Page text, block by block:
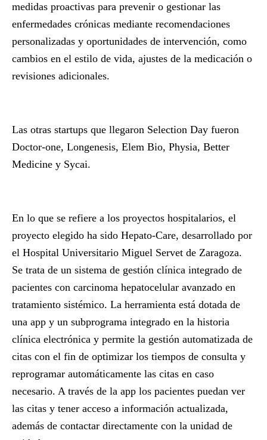
medidas proactivas para prevenir o gestionar las
enfermedades crónicas mediante recomendaciones
personalizadas y oportunidades de intervención, como
cambios en el estilo de vida, ajustes de la medicación o
revisiones adicionales.
Las otras startups que llegaron Selection Day fueron
Doctor-one, Longenesis, Elem Bio, Physia, Better
Medicine y Sycai.
En lo que se refiere a los proyectos hospitalarios, el
proyecto elegido ha sido Hepato-Care, desarrollado por
el Hospital Universitario Miguel Servet de Zaragoza.
Se trata de un sistema de gestión clínica integrado de
pacientes con carcinoma hepatocelular avanzado en
tratamiento sistémico. La herramienta está dotada de
una app y un subprograma integrado en la historia
clínica electrónica y permite la gestión automatizada de
citas con el fin de optimizar los tiempos de consulta y
reprogramar automáticamente las citas en caso
necesario. A través de la app los pacientes puedan ver
las citas y tener acceso a información actualizada,
además de contactar directamente con la unidad de